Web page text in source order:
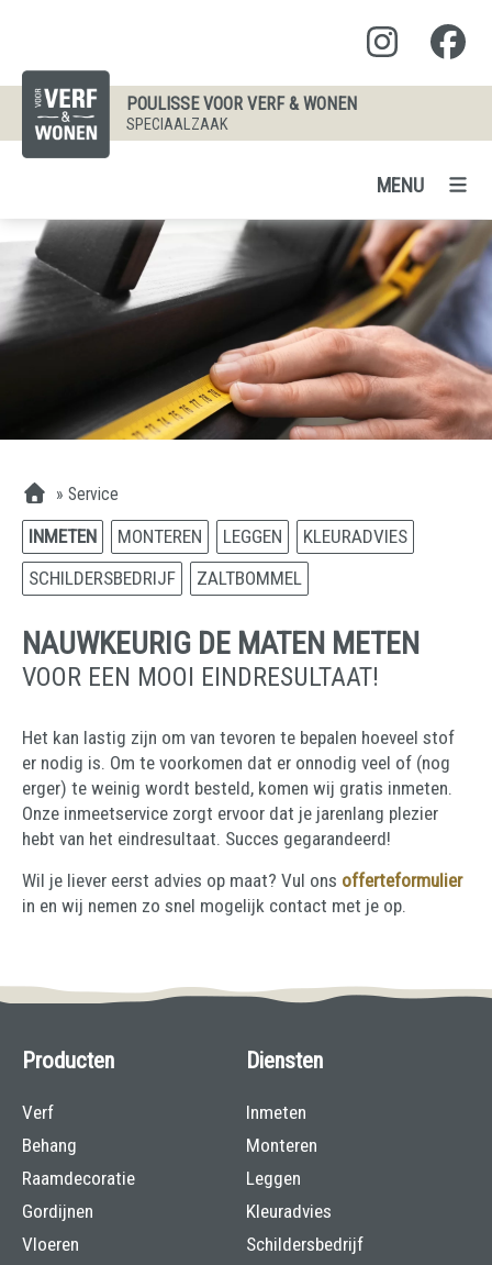
POULISSE VOOR VERF & WONEN
SPECIAALZAAK
MENU
»Service
INMETEN MONTEREN LEGGEN
KLEURADVIES
SCHILDERSBEDRIJF
ZALTBOMMEL
NAUWKEURIG DE MATEN METEN
VOOR EEN MOOI EINDRESULTAAT!
Het kan lastig zijn om van tevoren te bepalen hoeveel stof
er nodig is. Om te voorkomen dat er onnodig veel of (nog
erger) te weinig wordt besteld, komen wij gratis inmeten.
Onze inmeetservice zorgt ervoor dat je jarenlang plezier
hebt van het eindresultaat. Succes gegarandeerd!
Wil je liever eerst advies op maat? Vul ons offerteformulier
in en wij nemen zo snel mogelijk contact met je op.
Producten
Verf
Behang
Raamdecoratie
Gordijnen
Vloeren
Diensten
Inmeten
Monteren
Leggen
Kleuradvies
Schildersbedrijf